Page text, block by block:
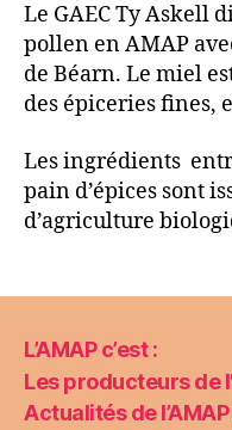
Le GAEC Ty Askell
pollen en AMAP
de Béarn. Le miel
des épiceries fines,
Les ingrédients
pain d’épices sont
d’agriculture
L’AMAP c’est :
Les producteurs de
Actualités de